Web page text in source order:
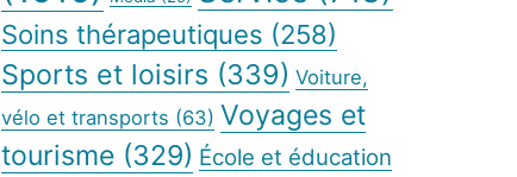
Soins thérapeutiques (258)
Sports et loisirs (339) Voiture,
vélo et transports (63) Voyages et
tourisme (329) École et éducation